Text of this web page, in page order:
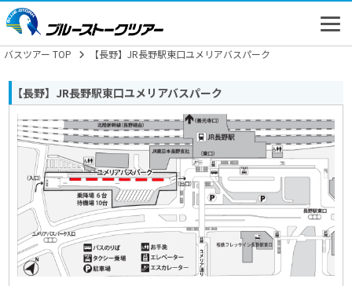
バスツアー
新幹線
バスツアー TOP 【長野】JR長野駅東口ユメリアバスパーク
【長野】JR長野駅東口ユメリアバスパーク